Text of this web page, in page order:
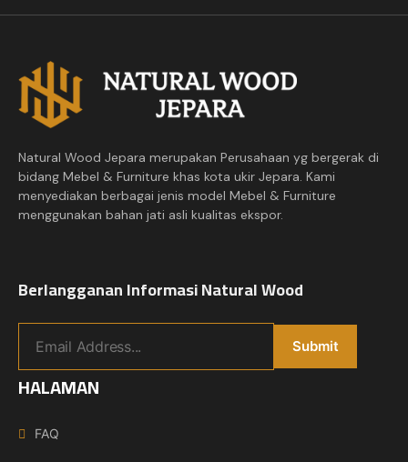
Natural Wood Jepara merupakan Perusahaan yg bergerak di
bidang Mebel & Furniture khas kota ukir Jepara. Kami
menyediakan berbagai jenis model Mebel & Furniture
menggunakan bahan jati asli kualitas ekspor.
Berlangganan Informasi Natural Wood
HALAMAN
FAQ